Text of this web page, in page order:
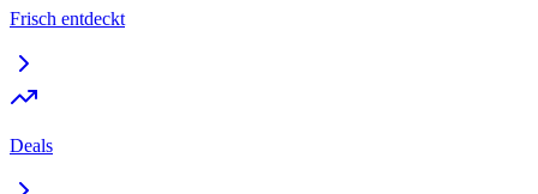
Frisch entdeckt
Deals